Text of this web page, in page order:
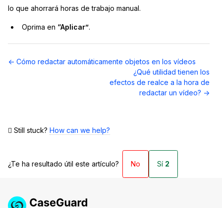
lo que ahorrará horas de trabajo manual.
Oprima en “Aplicar”.
Navegación
← Cómo redactar automáticamente objetos en los vídeos
¿Qué utilidad tienen los
efectos de realce a la hora de
redactar un vídeo? →
Still stuck? How can we help?
¿Te ha resultado útil este artículo? No Sí 2